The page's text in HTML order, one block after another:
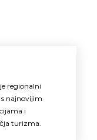
regionalni
najnovijim
i
turizma.